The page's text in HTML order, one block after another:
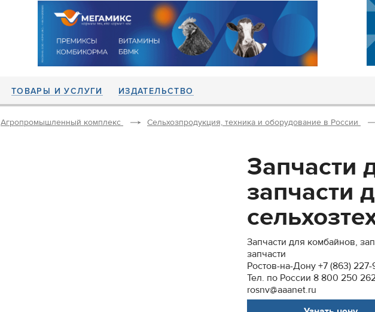
ТОВАРЫ И УСЛУГИ ИЗДАТЕЛЬСТВО
Агропромышленный комплекс Сельхозпродукция, техника и оборудование в России
Запчасти
запчасти
Запчасти для комбайнов,
запчасти
Ростов-на-Дону +7 (863)
Тел. по России 8 800 250
rosnv@aaanet.ru